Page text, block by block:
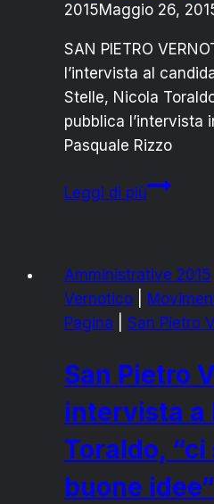
2015Maggio 26,
SAN PIETRO
l’intervista al
Stelle, Nicola
pubblica l’intervista
Pasquale Rizzo
Leggi di piùSan
a
Pasquale
Rizzo,
risultati
hanno
dato
ragione”
Amministrative 2015
Vernotico
Pagina
San Pietro
San Pietro
intervista a
Toraldo, “ci
buone idee”